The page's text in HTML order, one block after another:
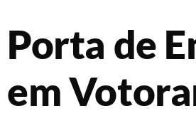
Porta de
em